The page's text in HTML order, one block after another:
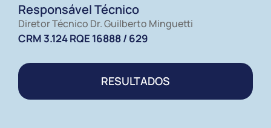
Responsável Técnico
Diretor Técnico Dr. Guilberto Minguetti
CRM 3.124 RQE 16888 / 629​
RESULTADOS